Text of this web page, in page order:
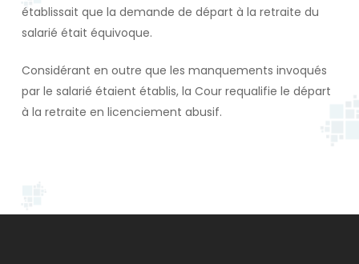
établissait que la demande de départ à la retraite du
salarié était équivoque.
Considérant en outre que les manquements invoqués
par le salarié étaient établis, la Cour requalifie le départ
à la retraite en licenciement abusif.